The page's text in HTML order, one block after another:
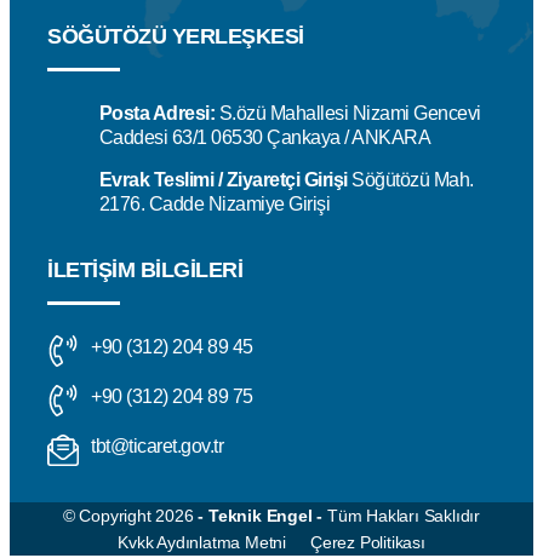
SÖĞÜTÖZÜ YERLEŞKESİ
Posta Adresi: S.özü Mahallesi Nizami Gencevi
Caddesi 63/1 06530 Çankaya / ANKARA
Evrak Teslimi / Ziyaretçi GirişiSöğütözü Mah.
2176. Cadde Nizamiye Girişi
İLETIŞIM BILGILERI
+90 (312) 204 89 45
+90 (312) 204 89 75
tbt@ticaret.gov.tr
© Copyright 2026- Teknik Engel - Tüm Hakları Saklıdır
Kvkk Aydınlatma Metni
Çerez Politikası